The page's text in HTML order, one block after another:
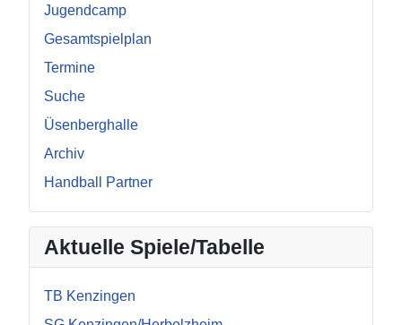
Jugendcamp
Gesamtspielplan
Termine
Suche
Üsenberghalle
Archiv
Handball Partner
Aktuelle Spiele/Tabelle
TB Kenzingen